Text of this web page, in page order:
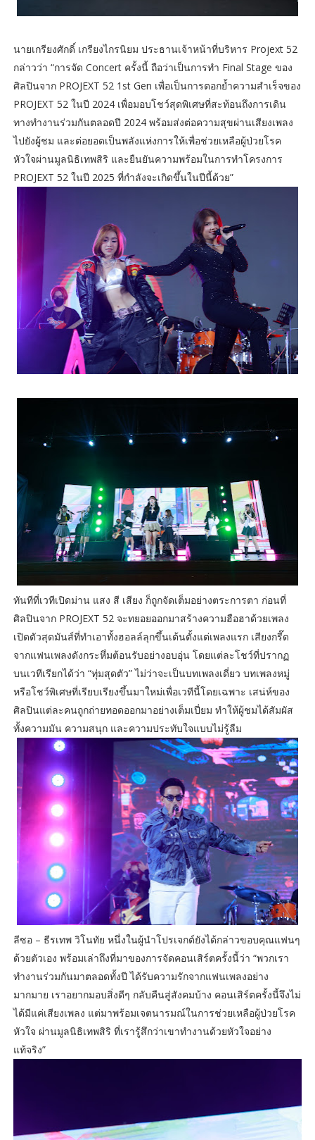
นายเกรียงศักดิ์ เกรียงไกรนิยม ประธานเจ้าหน้าที่บริหาร Projext 52
กล่าวว่า “การจัด Concert ครั้งนี้ ถือว่าเป็นการทำ Final Stage ของ
ศิลปินจาก PROJEXT 52 1st Gen เพื่อเป็นการตอกย้ำความสำเร็จของ
PROJEXT 52 ในปี 2024 เพื่อมอบโชว์สุดพิเศษที่สะท้อนถึงการเดิน
ทางทำงานร่วมกันตลอดปี 2024 พร้อมส่งต่อความสุขผ่านเสียงเพลง
ไปยังผู้ชม และต่อยอดเป็นพลังแห่งการให้เพื่อช่วยเหลือผู้ป่วยโรค
หัวใจผ่านมูลนิธิเทพสิริ และยืนยันความพร้อมในการทำโครงการ
PROJEXT 52 ในปี 2025 ที่กำลังจะเกิดขึ้นในปีนี้ด้วย”
ทันทีที่เวทีเปิดม่าน แสง สี เสียง ก็ถูกจัดเต็มอย่างตระการตา ก่อนที่
ศิลปินจาก PROJEXT 52 จะทยอยออกมาสร้างความฮือฮาด้วยเพลง
เปิดตัวสุดมันส์ที่ทำเอาทั้งฮอลล์ลุกขึ้นเต้นตั้งแต่เพลงแรก เสียงกรี๊ด
จากแฟนเพลงดังกระหึ่มต้อนรับอย่างอบอุ่น โดยแต่ละโชว์ที่ปรากฏ
บนเวทีเรียกได้ว่า “ทุ่มสุดตัว” ไม่ว่าจะเป็นบทเพลงเดี่ยว บทเพลงหมู่
หรือโชว์พิเศษที่เรียบเรียงขึ้นมาใหม่เพื่อเวทีนี้โดยเฉพาะ เสน่ห์ของ
ศิลปินแต่ละคนถูกถ่ายทอดออกมาอย่างเต็มเปี่ยม ทำให้ผู้ชมได้สัมผัส
ทั้งความมัน ความสนุก และความประทับใจแบบไม่รู้ลืม
ลีซอ – ธีรเทพ วิโนทัย หนึ่งในผู้นำโปรเจกต์ยังได้กล่าวขอบคุณแฟนๆ
ด้วยตัวเอง พร้อมเล่าถึงที่มาของการจัดคอนเสิร์ตครั้งนี้ว่า “พวกเรา
ทำงานร่วมกันมาตลอดทั้งปี ได้รับความรักจากแฟนเพลงอย่าง
มากมาย เราอยากมอบสิ่งดีๆ กลับคืนสู่สังคมบ้าง คอนเสิร์ตครั้งนี้จึงไม่
ได้มีแค่เสียงเพลง แต่มาพร้อมเจตนารมณ์ในการช่วยเหลือผู้ป่วยโรค
หัวใจ ผ่านมูลนิธิเทพสิริ ที่เรารู้สึกว่าเขาทำงานด้วยหัวใจอย่าง
แท้จริง”